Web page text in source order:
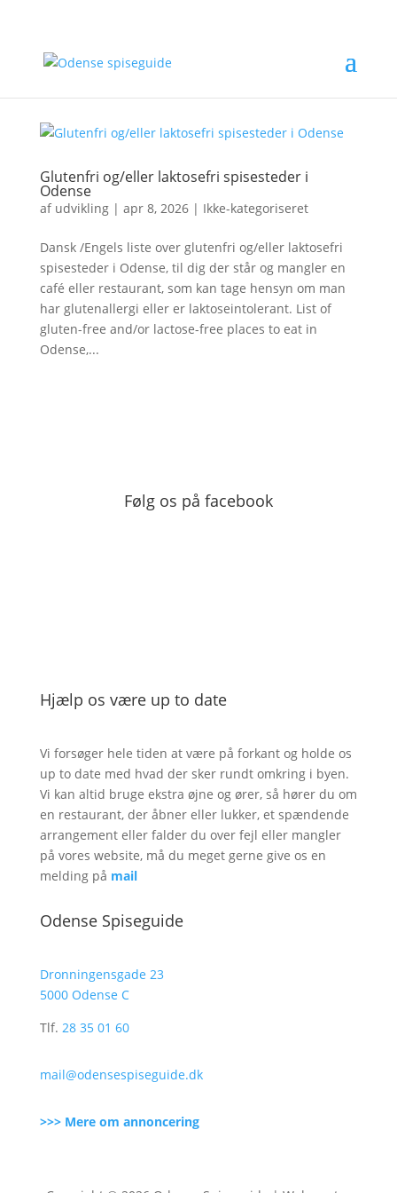
Glutenfri og/eller laktosefri spisesteder i
Odense
af udvikling| apr 8, 2026| Ikke-kategoriseret
Dansk /Engels liste over glutenfri og/eller laktosefri
spisesteder i Odense, til dig der står og mangler en
café eller restaurant, som kan tage hensyn om man
har glutenallergi eller er laktoseintolerant. List of
gluten-free and/or lactose-free places to eat in
Odense,...
Følg os på facebook
Hjælp os være up to date
Vi forsøger hele tiden at være på forkant og holde os
up to date med hvad der sker rundt omkring i byen.
Vi kan altid bruge ekstra øjne og ører, så hører du om
en restaurant, der åbner eller lukker, et spændende
arrangement eller falder du over fejl eller mangler
på vores website, må du meget gerne give os en
melding på mail
Odense Spiseguide
Dronningensgade 23
5000 Odense C
Tlf. 28 35 01 60
mail@odensespiseguide.dk
>>> Mere om annoncering